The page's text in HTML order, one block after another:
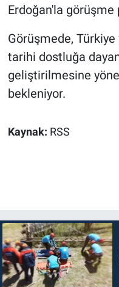
Erdoğan'la görüşme
Görüşmede, Türkiye
tarihi dostluğa
geliştirilmesine
bekleniyor.
Kaynak: RSS